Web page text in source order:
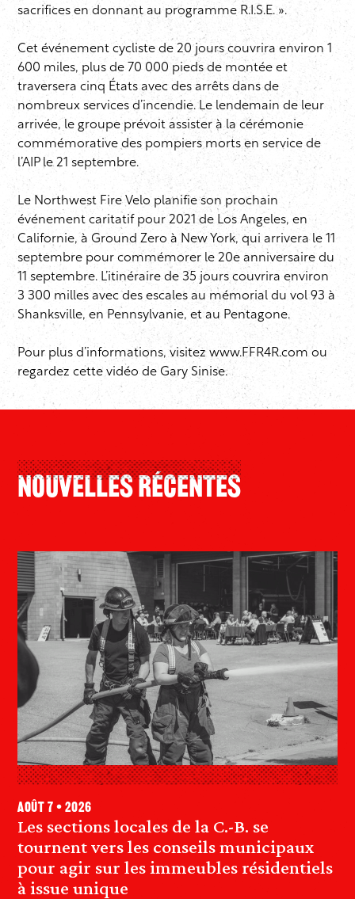
sacrifices en donnant au programme R.I.S.E. ».
Cet événement cycliste de 20 jours couvrira environ 1
600 miles, plus de 70 000 pieds de montée et
traversera cinq États avec des arrêts dans de
nombreux services d’incendie. Le lendemain de leur
arrivée, le groupe prévoit assister à la cérémonie
commémorative des pompiers morts en service de
l’AIP le 21 septembre.
Le Northwest Fire Velo planifie son prochain
événement caritatif pour 2021 de Los Angeles, en
Californie, à Ground Zero à New York, qui arrivera le 11
septembre pour commémorer le 20e anniversaire du
11 septembre. L’itinéraire de 35 jours couvrira environ
3 300 milles avec des escales au mémorial du vol 93 à
Shanksville, en Pennsylvanie, et au Pentagone.
Pour plus d’informations, visitez www.FFR4R.com ou
regardez cette vidéo de Gary Sinise.
Nouvelles Récentes
Les sections locales de la C.-B. se
tournent vers les conseils municipaux
pour agir sur les immeubles résidentiels
à issue unique
août 7 • 2026